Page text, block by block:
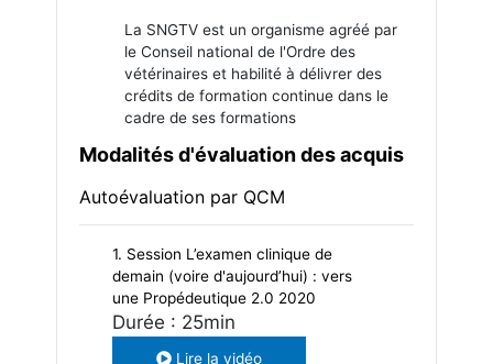
La SNGTV est un organisme agréé par
le Conseil national de l'Ordre des
vétérinaires et habilité à délivrer des
crédits de formation continue dans le
cadre de ses formations
Modalités d'évaluation des acquis
Autoévaluation par QCM
1. Session L’examen clinique de
demain (voire d'aujourd’hui) : vers
une Propédeutique 2.0 2020
Durée : 25min
Lire la vidéo